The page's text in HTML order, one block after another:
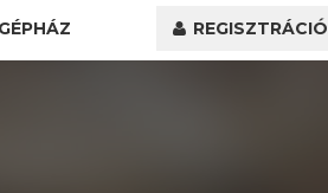
GÉPHÁZ REGISZTRÁCIÓ